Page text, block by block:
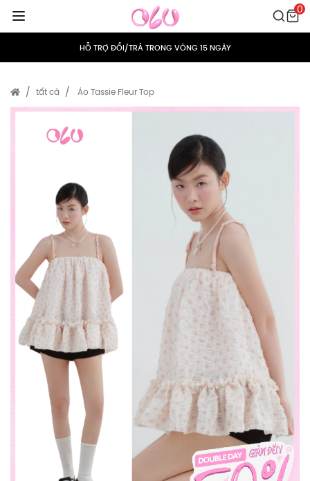
0
MIỄN PHÍ VẬN CHUYỂN CHO MỌI ĐƠN HÀNG
HỖ TRỢ ĐỔI/TRẢ TRONG VÒNG 15 NGÀY
MIỄN PHÍ VẬN CHUYỂN CHO MỌI ĐƠN HÀNG
HỖ TRỢ ĐỔI/TRẢ TRONG VÒNG 15 NGÀY
TÍCH ĐIỂM 5% CHO MỌI ĐƠN HÀNG
tất cả Áo Tassie Fleur Top